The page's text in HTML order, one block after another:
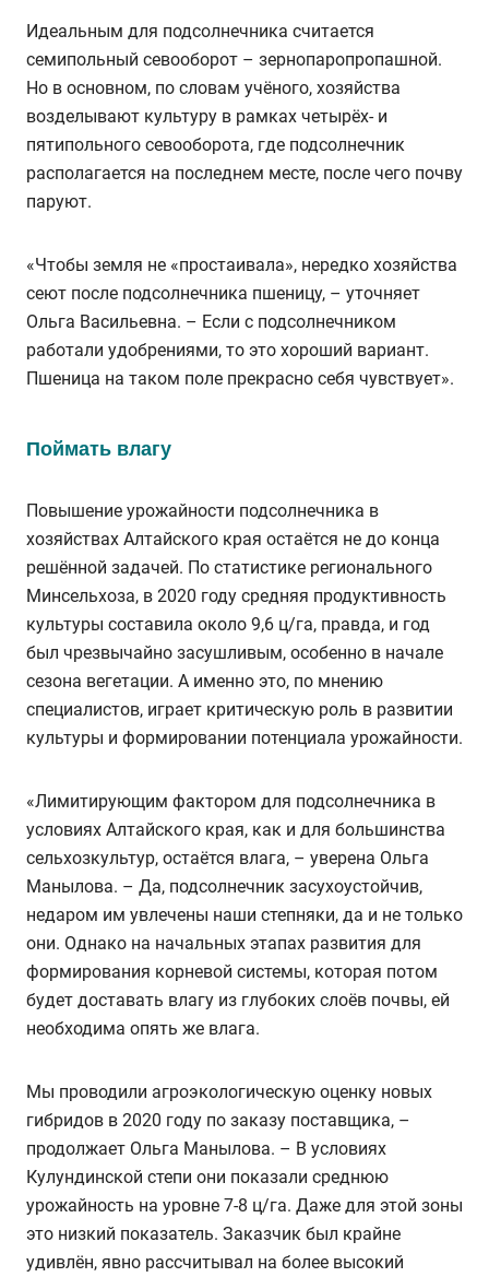
Идеальным для подсолнечника считается
семипольный севооборот – зернопаропропашной.
Но в основном, по словам учёного, хозяйства
возделывают культуру в рамках четырёх- и
пятипольного севооборота, где подсолнечник
располагается на последнем месте, после чего почву
паруют.
«Чтобы земля не «простаивала», нередко хозяйства
сеют после подсолнечника пшеницу, – уточняет
Ольга Васильевна. – Если с подсолнечником
работали удобрениями, то это хороший вариант.
Пшеница на таком поле прекрасно себя чувствует».
Поймать влагу
Повышение урожайности подсолнечника в
хозяйствах Алтайского края остаётся не до конца
решённой задачей. По статистике регионального
Минсельхоза, в 2020 году средняя продуктивность
культуры составила около 9,6 ц/га, правда, и год
был чрезвычайно засушливым, особенно в начале
сезона вегетации. А именно это, по мнению
специалистов, играет критическую роль в развитии
культуры и формировании потенциала урожайности.
«Лимитирующим фактором для подсолнечника в
условиях Алтайского края, как и для большинства
сельхозкультур, остаётся влага, – уверена Ольга
Манылова. – Да, подсолнечник засухоустойчив,
недаром им увлечены наши степняки, да и не только
они. Однако на начальных этапах развития для
формирования корневой системы, которая потом
будет доставать влагу из глубоких слоёв почвы, ей
необходима опять же влага.
Мы проводили агроэкологическую оценку новых
гибридов в 2020 году по заказу поставщика, –
продолжает Ольга Манылова. – В условиях
Кулундинской степи они показали среднюю
урожайность на уровне 7-8 ц/га. Даже для этой зоны
это низкий показатель. Заказчик был крайне
удивлён, явно рассчитывал на более высокий